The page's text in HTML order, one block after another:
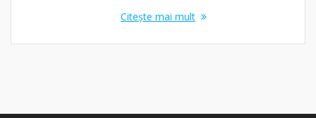
Citește mai mult